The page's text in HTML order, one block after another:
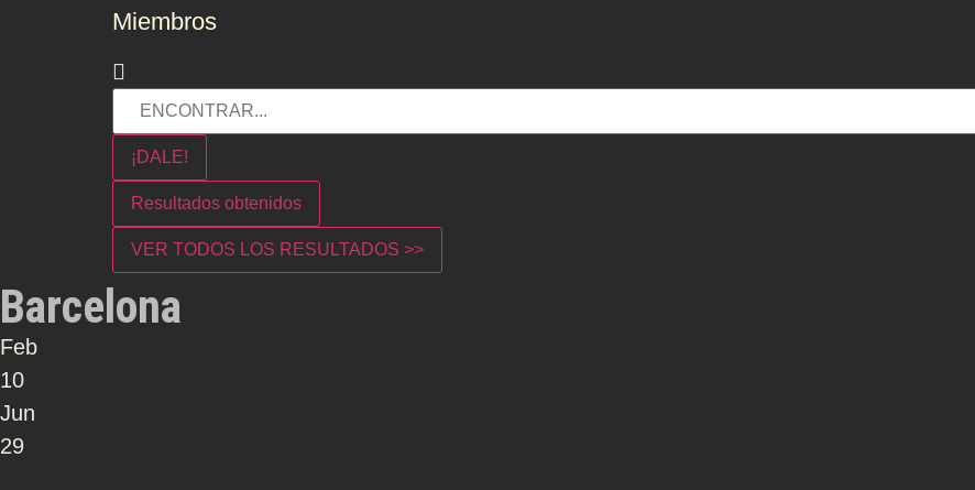
Miembros
¡DALE!
Resultados obtenidos
VER TODOS LOS RESULTADOS >>
Barcelona
Feb
10
Jun
29